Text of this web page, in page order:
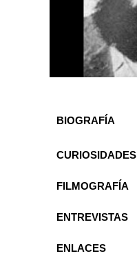
BIOGRAFÍA
CURIOSIDADES
FILMOGRAFÍA
ENTREVISTAS
ENLACES